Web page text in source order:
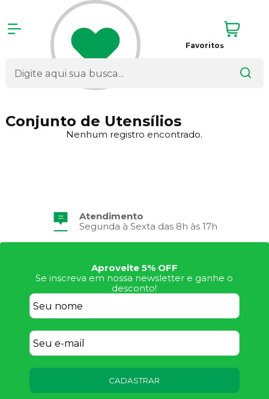
Favoritos
Conjunto de Utensílios
Nenhum registro encontrado.
Atendimento
Segunda à Sexta das 8h às 17h
Aproveite 5% OFF
Se inscreva em nossa newsletter e ganhe o
desconto!
CADASTRAR